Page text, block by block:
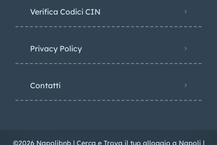
Verifica Codici CIN
Privacy Policy​
Contatti
©2026 Napolibnb | Cerca e Trova il tuo alloggio a Napoli |